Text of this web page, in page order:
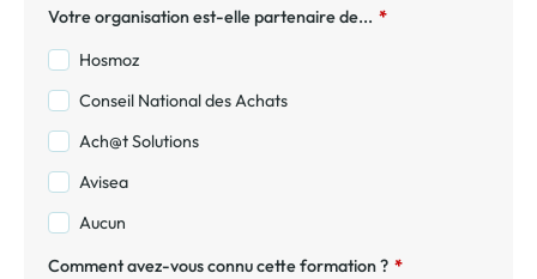
Votre organisation est-elle partenaire de... *
Hosmoz
Conseil National des Achats
Ach@t Solutions
Avisea
Aucun
Comment avez-vous connu cette formation ? *